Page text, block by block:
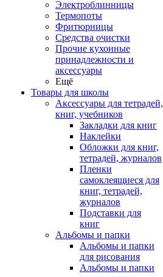
Электроблинницы
Термопоты
Фритюрницы
Средства очистки
Прочие кухонные
принадлежности и
аксессуары
Ещё
Товары для школы
Аксессуары для тетрадей,
книг, учебников
Закладки для книг
Наклейки
Обложки для книг,
тетрадей, журналов
Пленки
самоклеящиеся для
книг, тетрадей,
журналов
Подставки для
книг
Альбомы и папки
Альбомы и папки
для рисования
Альбомы и папки